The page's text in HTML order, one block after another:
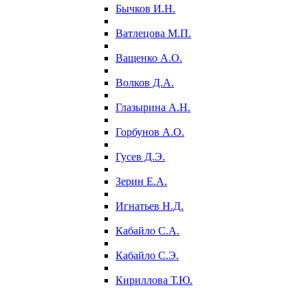
Бычков И.Н.
Ватлецова М.П.
Ващенко А.О.
Волков Д.А.
Глазырина А.Н.
Горбунов А.О.
Гусев Д.Э.
Зерин Е.А.
Игнатьев Н.Д.
Кабайло С.А.
Кабайло С.Э.
Кириллова Т.Ю.